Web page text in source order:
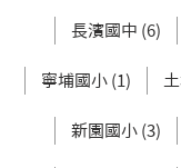
長濱國中 (6)
寧埔國小 (1)
新園國小 (3)